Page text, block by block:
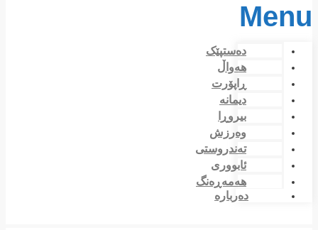
Menu
دەستپێک
هەواڵ
ڕاپۆرت
دیمانە
بیروڕا
وەرزش
تەندروستی
ئابووری
هەمەڕەنگ
دەربارە